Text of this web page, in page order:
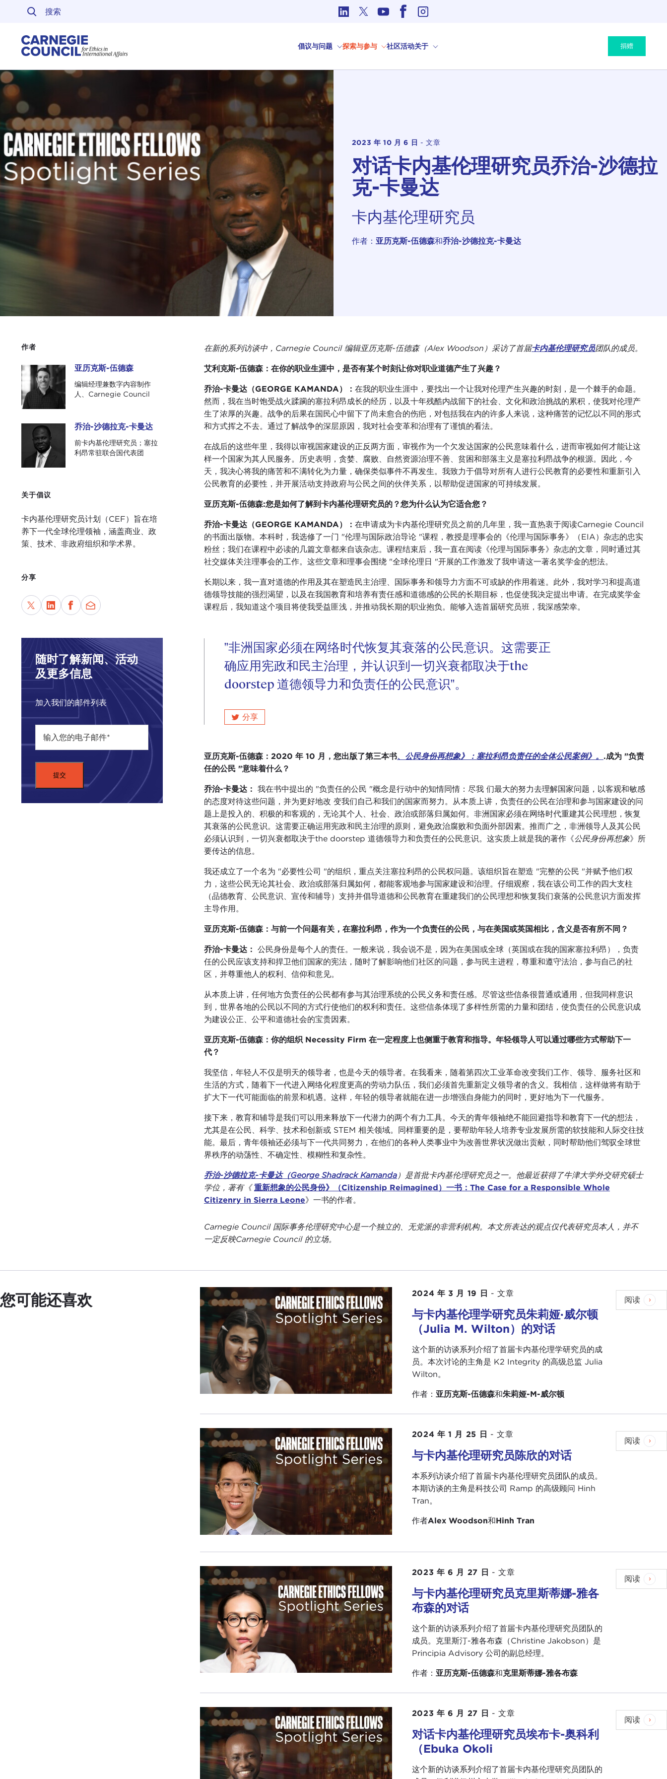
跳至内容
倡议与问题 探索与参与 社区活动关于 捐赠
2023 年 10 月 6 日 - 文章
对话卡内基伦理研究员乔治-沙德拉
克-卡曼达
卡内基伦理研究员
作者： 亚历克斯-伍德森和乔治-沙德拉克-卡曼达
作者
亚历克斯-伍德森亚历克斯-伍德森
编辑经理兼数字内容制作
人、Carnegie Council
乔治-沙德拉克-卡曼达乔治-沙德拉克-卡曼达
前卡内基伦理研究员；塞拉
利昂常驻联合国代表团
关于倡议
卡内基伦理研究员计划（CEF）旨在培
养下一代全球伦理领袖，涵盖商业、政
策、技术、非政府组织和学术界。
分享
随时了解新闻、活动
及更多信息
加入我们的邮件列表
在新的系列访谈中，Carnegie Council 编辑亚历克斯-伍德森（Alex Woodson）采访了首届卡内基伦理研究员团队的成员。
艾利克斯-伍德森：在你的职业生涯中，是否有某个时刻让你对职业道德产生了兴趣？
乔治-卡曼达（GEORGE KAMANDA）： 在我的职业生涯中，要找出一个让我对伦理产生兴趣的时刻，是一个棘手的命题。
然而，我在当时饱受战火蹂躏的塞拉利昂成长的经历，以及十年残酷内战留下的社会、文化和政治挑战的累积，使我对伦理产
生了浓厚的兴趣。战争的后果在国民心中留下了尚未愈合的伤疤，对包括我在内的许多人来说，这种痛苦的记忆以不同的形式
和方式挥之不去。通过了解战争的深层原因，我对社会变革和治理有了谨慎的看法。
在战后的这些年里，我得以审视国家建设的正反两方面，审视作为一个欠发达国家的公民意味着什么，进而审视如何才能让这
样一个国家为其人民服务。历史表明，贪婪、腐败、自然资源治理不善、贫困和部落主义是塞拉利昂战争的根源。因此，今
天，我决心将我的痛苦和不满转化为力量，确保类似事件不再发生。我致力于倡导对所有人进行公民教育的必要性和重新引入
公民教育的必要性，并开展活动支持政府与公民之间的伙伴关系，以帮助促进国家的可持续发展。
亚历克斯-伍德森:您是如何了解到卡内基伦理研究员的？您为什么认为它适合您？
乔治-卡曼达（GEORGE KAMANDA）： 在申请成为卡内基伦理研究员之前的几年里，我一直热衷于阅读Carnegie Council
的书面出版物。本科时，我选修了一门 "伦理与国际政治导论 "课程，教授是理事会的《伦理与国际事务》（EIA）杂志的忠实
粉丝；我们在课程中必读的几篇文章都来自该杂志。课程结束后，我一直在阅读《伦理与国际事务》杂志的文章，同时通过其
社交媒体关注理事会的工作。这些文章和理事会围绕 "全球伦理日 "开展的工作激发了我申请这一著名奖学金的想法。
长期以来，我一直对道德的作用及其在塑造民主治理、国际事务和领导力方面不可或缺的作用着迷。此外，我对学习和提高道
德领导技能的强烈渴望，以及在我国教育和培养有责任感和道德感的公民的长期目标，也促使我决定提出申请。在完成奖学金
课程后，我知道这个项目将使我受益匪浅，并推动我长期的职业抱负。能够入选首届研究员班，我深感荣幸。
"非洲国家必须在网络时代恢复其衰落的公民意识。这需要正
确应用宪政和民主治理，并认识到一切兴衰都取决于the
doorstep 道德领导力和负责任的公民意识"。
叽叽喳喳
分享
亚历克斯-伍德森：2020 年 10 月，您出版了第三本书、 公民身份再想象》：塞拉利昂负责任的全体公民案例》。 .成为 "负责
任的公民 "意味着什么？
乔治-卡曼达： 我在书中提出的 "负责任的公民 "概念是行动中的知情同情：尽我 们最大的努力去理解国家问题，以客观和敏感
的态度对待这些问题，并为更好地改 变我们自己和我们的国家而努力。从本质上讲，负责任的公民在治理和参与国家建设的问
题上是投入的、积极的和客观的，无论其个人、社会、政治或部落归属如何。非洲国家必须在网络时代重建其公民理想，恢复
其衰落的公民意识。这需要正确运用宪政和民主治理的原则，避免政治腐败和负面外部因素。推而广之，非洲领导人及其公民
必须认识到，一切兴衰都取决于the doorstep 道德领导力和负责任的公民意识。这实质上就是我的著作《公民身份再想象》所
要传达的信息。
我还成立了一个名为 "必要性公司 "的组织，重点关注塞拉利昂的公民权问题。该组织旨在塑造 "完整的公民 "并赋予他们权
力，这些公民无论其社会、政治或部落归属如何，都能客观地参与国家建设和治理。仔细观察，我在该公司工作的四大支柱
（品德教育、公民意识、宣传和辅导）支持并倡导道德和公民教育在重建我们的公民理想和恢复我们衰落的公民意识方面发挥
主导作用。
亚历克斯-伍德森：与前一个问题有关，在塞拉利昂，作为一个负责任的公民，与在美国或英国相比，含义是否有所不同？
乔治-卡曼达： 公民身份是每个人的责任。一般来说，我会说不是，因为在美国或全球（英国或在我的国家塞拉利昂），负责
任的公民应该支持和捍卫他们国家的宪法，随时了解影响他们社区的问题，参与民主进程，尊重和遵守法治，参与自己的社
区，并尊重他人的权利、信仰和意见。
从本质上讲，任何地方负责任的公民都有参与其治理系统的公民义务和责任感。尽管这些信条很普通或通用，但我同样意识
到，世界各地的公民以不同的方式行使他们的权利和责任。这些信条体现了多样性所需的力量和团结，使负责任的公民意识成
为建设公正、公平和道德社会的宝贵因素。
亚历克斯-伍德森：你的组织 Necessity Firm 在一定程度上也侧重于教育和指导。年轻领导人可以通过哪些方式帮助下一
代？
我坚信，年轻人不仅是明天的领导者，也是今天的领导者。在我看来，随着第四次工业革命改变我们工作、领导、服务社区和
生活的方式，随着下一代进入网络化程度更高的劳动力队伍，我们必须首先重新定义领导者的含义。我相信，这样做将有助于
扩大下一代可能面临的前景和机遇。这样，年轻的领导者就能在进一步增强自身能力的同时，更好地为下一代服务。
接下来，教育和辅导是我们可以用来释放下一代潜力的两个有力工具。今天的青年领袖绝不能回避指导和教育下一代的想法，
尤其是在公民、科学、技术和创新或 STEM 相关领域。同样重要的是，要帮助年轻人培养专业发展所需的软技能和人际交往技
能。最后，青年领袖还必须与下一代共同努力，在他们的各种人类事业中为改善世界状况做出贡献，同时帮助他们驾驭全球世
界秩序的动荡性、不确定性、模糊性和复杂性。
乔治-沙德拉克-卡曼达（George Shadrack Kamanda）是首批卡内基伦理研究员之一。他最近获得了牛津大学外交研究硕士
学位，著有《重新想象的公民身份》（Citizenship Reimagined）一书：The Case for a Responsible Whole
Citizenry in Sierra Leone》一书的作者。
Carnegie Council 国际事务伦理研究中心是一个独立的、无党派的非营利机构。本文所表达的观点仅代表研究员本人，并不
一定反映Carnegie Council 的立场。
您可能还喜欢 2024 年 3 月 19 日 - 文章
与卡内基伦理学研究员朱莉娅·威尔顿
（Julia M. Wilton）的对话
这个新的访谈系列介绍了首届卡内基伦理学研究员的成
员。本次讨论的主角是 K2 Integrity 的高级总监 Julia
Wilton。
作者： 亚历克斯-伍德森和朱莉娅-M-威尔顿
阅读
2024 年 1 月 25 日 - 文章
与卡内基伦理研究员陈欣的对话
本系列访谈介绍了首届卡内基伦理研究员团队的成员。
本期访谈的主角是科技公司 Ramp 的高级顾问 Hinh
Tran。
作者Alex Woodson和Hinh Tran
阅读
2023 年 6 月 27 日 - 文章
与卡内基伦理研究员克里斯蒂娜-雅各
布森的对话
这个新的访谈系列介绍了首届卡内基伦理研究员团队的
成员。克里斯汀-雅各布森（Christine Jakobson）是
Principia Advisory 公司的副总经理。
作者： 亚历克斯-伍德森和克里斯蒂娜-雅各布森
阅读
2023 年 6 月 27 日 - 文章
对话卡内基伦理研究员埃布卡-奥科利
（Ebuka Okoli
这个新的访谈系列介绍了首届卡内基伦理研究员团队的
阅读